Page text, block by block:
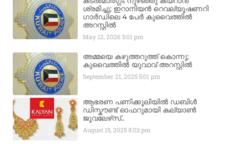
ശ്രമിച്ചു; ഇറാനിയൻ റെവല്യൂഷണറി
ഗാർഡിലെ 4 പേർ കുവൈത്തിൽ
അറസ്റ്റിൽ
May 12, 20265:01 pm
അമ്മയെ കഴുത്തറുത്ത് കൊന്നു;
കുവൈത്തിൽ യുവാവ് അറസ്റ്റിൽ
September 21, 20255:01 pm
ആഭരണ പണിക്കൂലിയിൽ ഡബിൾ
ഡിസ്കൗണ്ട് ഓഫറുമായി കല്യാൺ
ജൂവലേഴ്‌സ്..
August 15, 20258:03 pm